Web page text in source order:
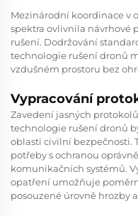
Mezinárodní koordinace v
spektra ovlivnila návrhové
rušení. Dodržování
technologie rušení dronů
vzdušném prostoru bez
Vypracování
Zavedení jasných
technologie rušení dronů
oblasti civilní bezpečnosti.
potřeby s ochranou
komunikačních systémů.
opatření umožňuje
posouzené úrovně hrozby